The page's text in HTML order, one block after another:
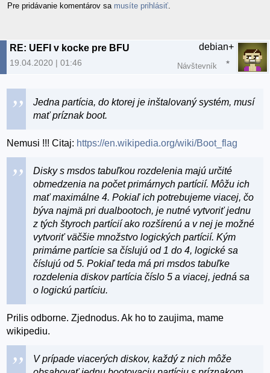
Pre pridávanie komentárov sa musíte prihlásiť
RE: UEFI v kocke pre BFU
19.04.2020 | 01:46
debian+
Návštevník
Jedna partícia, do ktorej je inštalovaný systém, musí
mať príznak boot.
Nemusi !!! Citaj: https://en.wikipedia.org/wiki/Boot_flag
Disky s msdos tabuľkou rozdelenia majú určité
obmedzenia na počet primárnych partícií. Môžu ich
mať maximálne 4. Pokiaľ ich potrebujeme viacej, čo
býva najmä pri dualbootoch, je nutné vytvoriť jednu
z tých štyroch partícií ako rozšírenú a v nej je možné
vytvoriť väčšie množstvo logických partícií. Kým
primárne partície sa číslujú od 1 do 4, logické sa
číslujú od 5. Pokiaľ teda má pri msdos tabuľke
rozdelenia diskov partícia číslo 5 a viacej, jedná sa
o logickú partíciu.
Prilis odborne. Zjednodus. Ak ho to zaujima, mame
wikipediu.
V prípade viacerých diskov, každý z nich môže